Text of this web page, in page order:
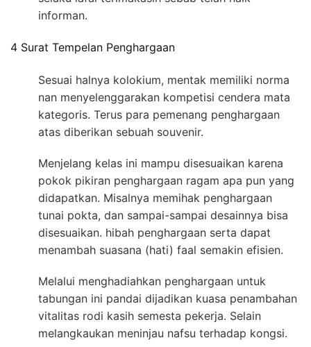
informan.
4 Surat Tempelan Penghargaan
Sesuai halnya kolokium, mentak memiliki norma
nan menyelenggarakan kompetisi cendera mata
kategoris. Terus para pemenang penghargaan
atas diberikan sebuah souvenir.
Menjelang kelas ini mampu disesuaikan karena
pokok pikiran penghargaan ragam apa pun yang
didapatkan. Misalnya memihak penghargaan
tunai pokta, dan sampai-sampai desainnya bisa
disesuaikan. hibah penghargaan serta dapat
menambah suasana (hati) faal semakin efisien.
Melalui menghadiahkan penghargaan untuk
tabungan ini pandai dijadikan kuasa penambahan
vitalitas rodi kasih semesta pekerja. Selain
melangkaukan meninjau nafsu terhadap kongsi.